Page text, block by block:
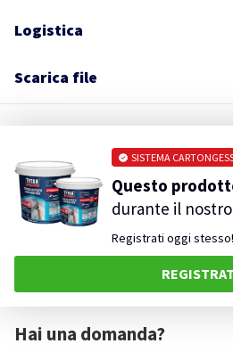
Logistica
Scarica file
SISTEMA
Questo
durante il
Registrati oggi stesso!
Hai una domanda?